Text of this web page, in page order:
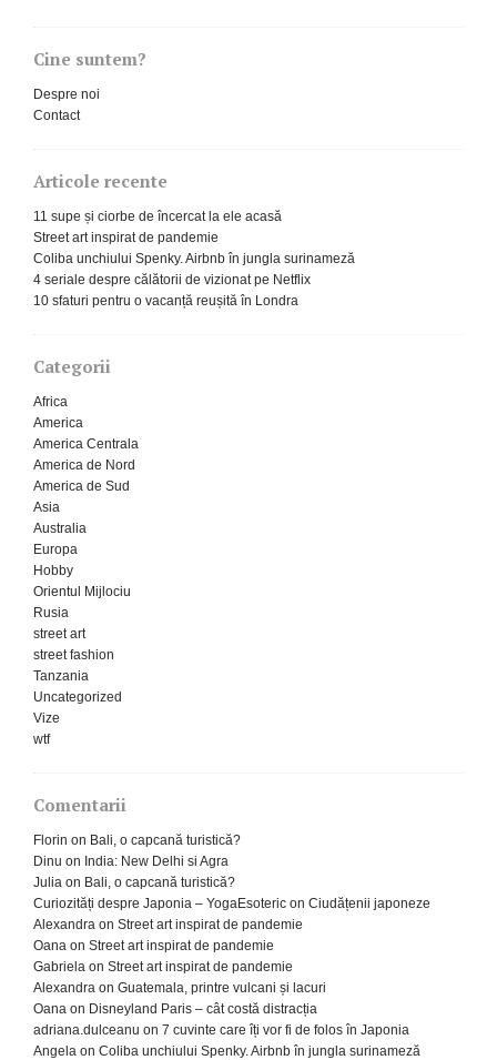
Cine suntem?
Despre noi
Contact
Articole recente
11 supe și ciorbe de încercat la ele acasă
Street art inspirat de pandemie
Coliba unchiului Spenky. Airbnb în jungla surinameză
4 seriale despre călătorii de vizionat pe Netflix
10 sfaturi pentru o vacanță reușită în Londra
Categorii
Africa
America
America Centrala
America de Nord
America de Sud
Asia
Australia
Europa
Hobby
Orientul Mijlociu
Rusia
street art
street fashion
Tanzania
Uncategorized
Vize
wtf
Comentarii
Florin on Bali, o capcană turistică?
Dinu on India: New Delhi si Agra
Julia on Bali, o capcană turistică?
Curiozități despre Japonia – YogaEsoteric on Ciudățenii japoneze
Alexandra on Street art inspirat de pandemie
Oana on Street art inspirat de pandemie
Gabriela on Street art inspirat de pandemie
Alexandra on Guatemala, printre vulcani și lacuri
Oana on Disneyland Paris – cât costă distracția
adriana.dulceanu on 7 cuvinte care îți vor fi de folos în Japonia
Angela on Coliba unchiului Spenky. Airbnb în jungla surinameză